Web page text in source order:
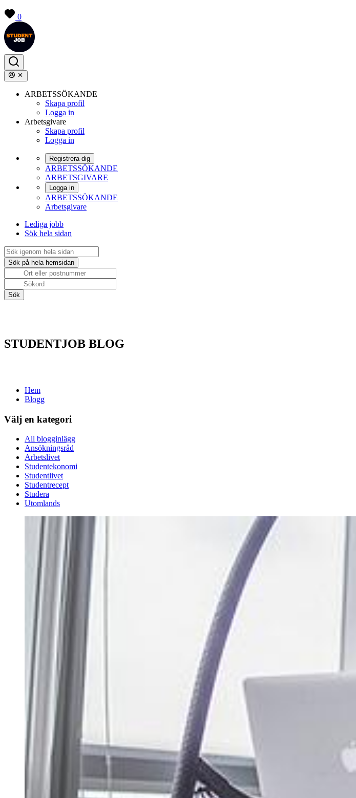
0
ARBETSSÖKANDE
Skapa profil
Logga in
Arbetsgivare
Skapa profil
Logga in
Registrera dig
ARBETSSÖKANDE
ARBETSGIVARE
Logga in
ARBETSSÖKANDE
Arbetsgivare
Lediga jobb
Sök hela sidan
STUDENTJOB BLOG
Hem
Blogg
Välj en kategori
All blogginlägg
Ansökningsråd
Arbetslivet
Studentekonomi
Studentlivet
Studentrecept
Studera
Utomlands